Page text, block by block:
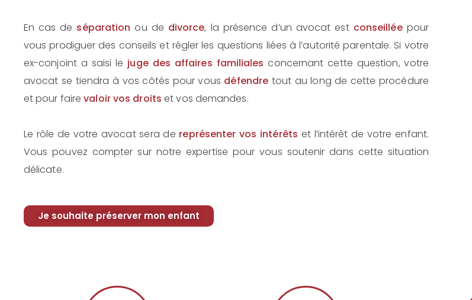
En cas de séparation ou de divorce, la présence d’un avocat est conseilléepour
vous prodiguer des conseils et régler les questions liées à l’autorité parentale. Si votre
ex-conjoint a saisi le juge des affaires familiales concernant cette question, votre
avocat se tiendra à vos côtés pour vous défendre tout au long de cette procédure
et pour fairevaloir vos droits et vos demandes.
Le rôle de votre avocat sera de représenter vos intérêts et l’intérêt de votre enfant.
Vous pouvez compter sur notre expertise pour vous soutenir dans cette situation
délicate.
Je souhaite préserver mon enfant